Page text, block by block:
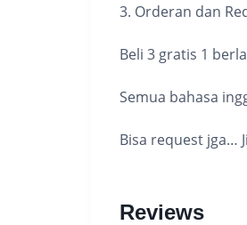
3. Orderan dan
Beli 3 gratis 1
Semua bahasa
Bisa request jga…
Reviews